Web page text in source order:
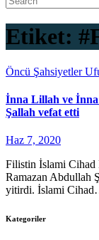
Etiket:
Öncü Şahsiyetler
İnna Lillah ve
Şallah vefat etti
Haz 7, 2020
Filistin İslami Cihad
Ramazan Abdullah
yitirdi. İslami
Kategoriler